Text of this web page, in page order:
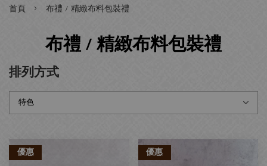
首頁 › 布禮 / 精緻布料包裝禮
布禮 / 精緻布料包裝禮
排列方式
優惠 優惠